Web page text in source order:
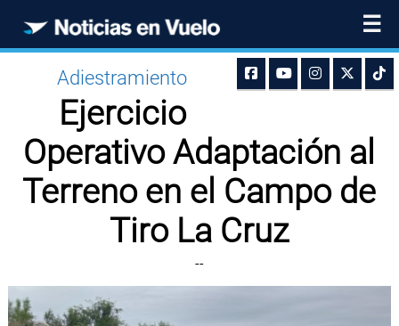
☰
Adiestramiento
Ejercicio
Operativo Adaptación al
Terreno en el Campo de
Tiro La Cruz
--